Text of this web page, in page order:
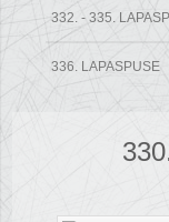
332. - 335.
336. LAPASPUSE